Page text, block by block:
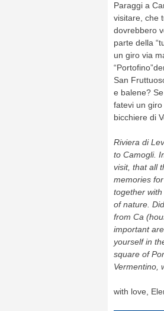
Paraggi a
visitare, che
dovrebbero
parte della
un giro via
San
e balene?
fatevi un
bicchiere di
Riviera di
to Camogli.
visit, that all
memories
together with
of nature
from Ca (
important
yourself in
square of
Vermentino
with love,